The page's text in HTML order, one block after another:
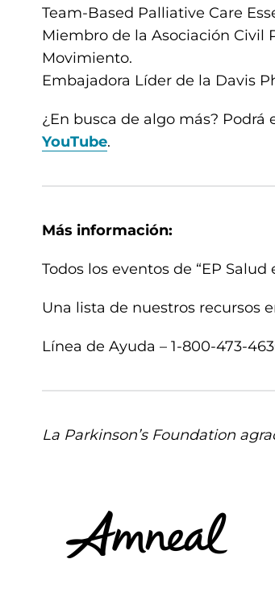
Team-Based Palliative Care
Miembro de la Asociación Civil
Movimiento.
Embajadora Líder de la Davis
¿En busca de algo más?
YouTube.
Más información:
Todos los eventos de “EP Salud
Una lista de nuestros recursos
Línea de Ayuda – 1-800-473-
La Parkinson’s Foundation